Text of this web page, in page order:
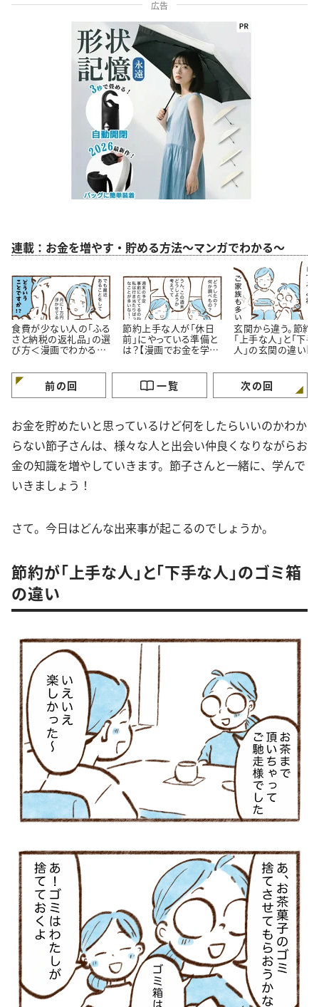
広告
連載：お金を増やす・貯める方法～マンガでわかる～
食費が少ない人の「ふる
さと納税の返礼品」の選
び方＜漫画でわかるお
節約上手な人が「休日
前」にやっている準備と
は？【漫画でお金を学
玄関から違う。節約
「上手な人」と「下
人」の玄関の違い【
前の回 一覧 次の回
お金を貯めたいと思っているけど何をしたらいいのかわか
らない節子さんは、様々な人と出会い仲良くなりながらお
金の知識を増やしていきます。節子さんと一緒に、学んで
いきましょう！
さて。今日はどんな出来事が起こるのでしょうか。
節約が「上手な人」と「下手な人」のゴミ箱
の違い